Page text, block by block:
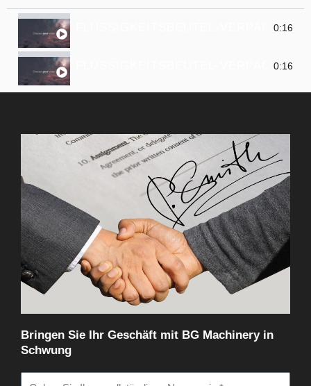
FLÜSSIGKEITSBEUTEL- 0:16
FLÜSSIGKEITSBEUTEL- 0:16
Bringen Sie Ihr Geschäft mit BG Machinery in
Schwung